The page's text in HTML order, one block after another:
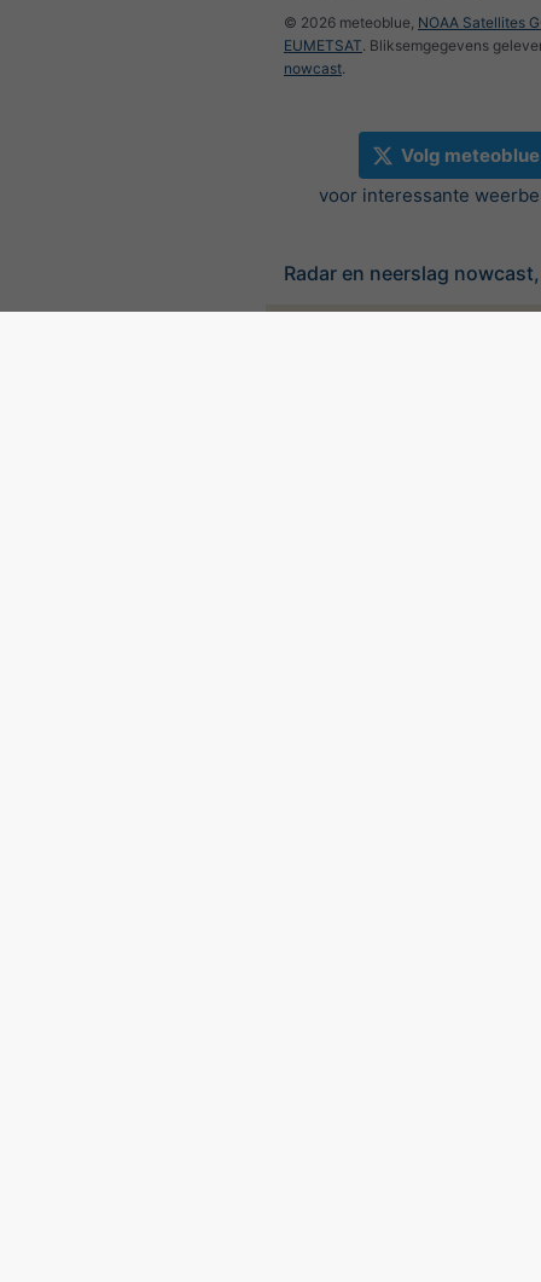
© 2026 meteoblue, NOAA Satellites
EUMETSAT. Bliksemgegevens
nowcast.
Volg meteoblue
voor interessante
Radar en neerslag